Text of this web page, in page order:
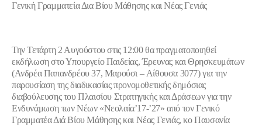
Γενική Γραμματεία Δια Βίου Μάθησης και Νέας Γενιάς
Την Τετάρτη 2 Αυγούστου στις 12:00 θα πραγματοποιηθεί
εκδήλωση στο Υπουργείο Παιδείας, Έρευνας και Θρησκευμάτων
(Ανδρέα Παπανδρέου 37, Μαρούσι – Αίθουσα 3077) για την
παρουσίαση της διαδικασίας προνομοθετικής δημόσιας
διαβούλευσης του Πλαισίου Στρατηγικής και Δράσεων για την
Ενδυνάμωση των Νέων «Νεολαία’17-’27» από τον Γενικό
Γραμματέα Διά Βίου Μάθησης και Νέας Γενιάς, κο Παυσανία